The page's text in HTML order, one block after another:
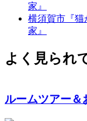
家』
横須賀市『猫
家』
よく見られ
ルームツアー＆